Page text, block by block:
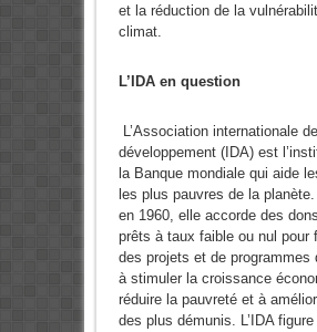
et la réduction de la
climat.
L’IDA en question
L’Association internationale de
développement (IDA) est
la Banque mondiale qui aide
les plus pauvres de la
en 1960, elle accorde des
prêts à taux faible ou nul pour
des projets et de programmes
à stimuler la croissance
réduire la pauvreté et à
des plus démunis. L’IDA